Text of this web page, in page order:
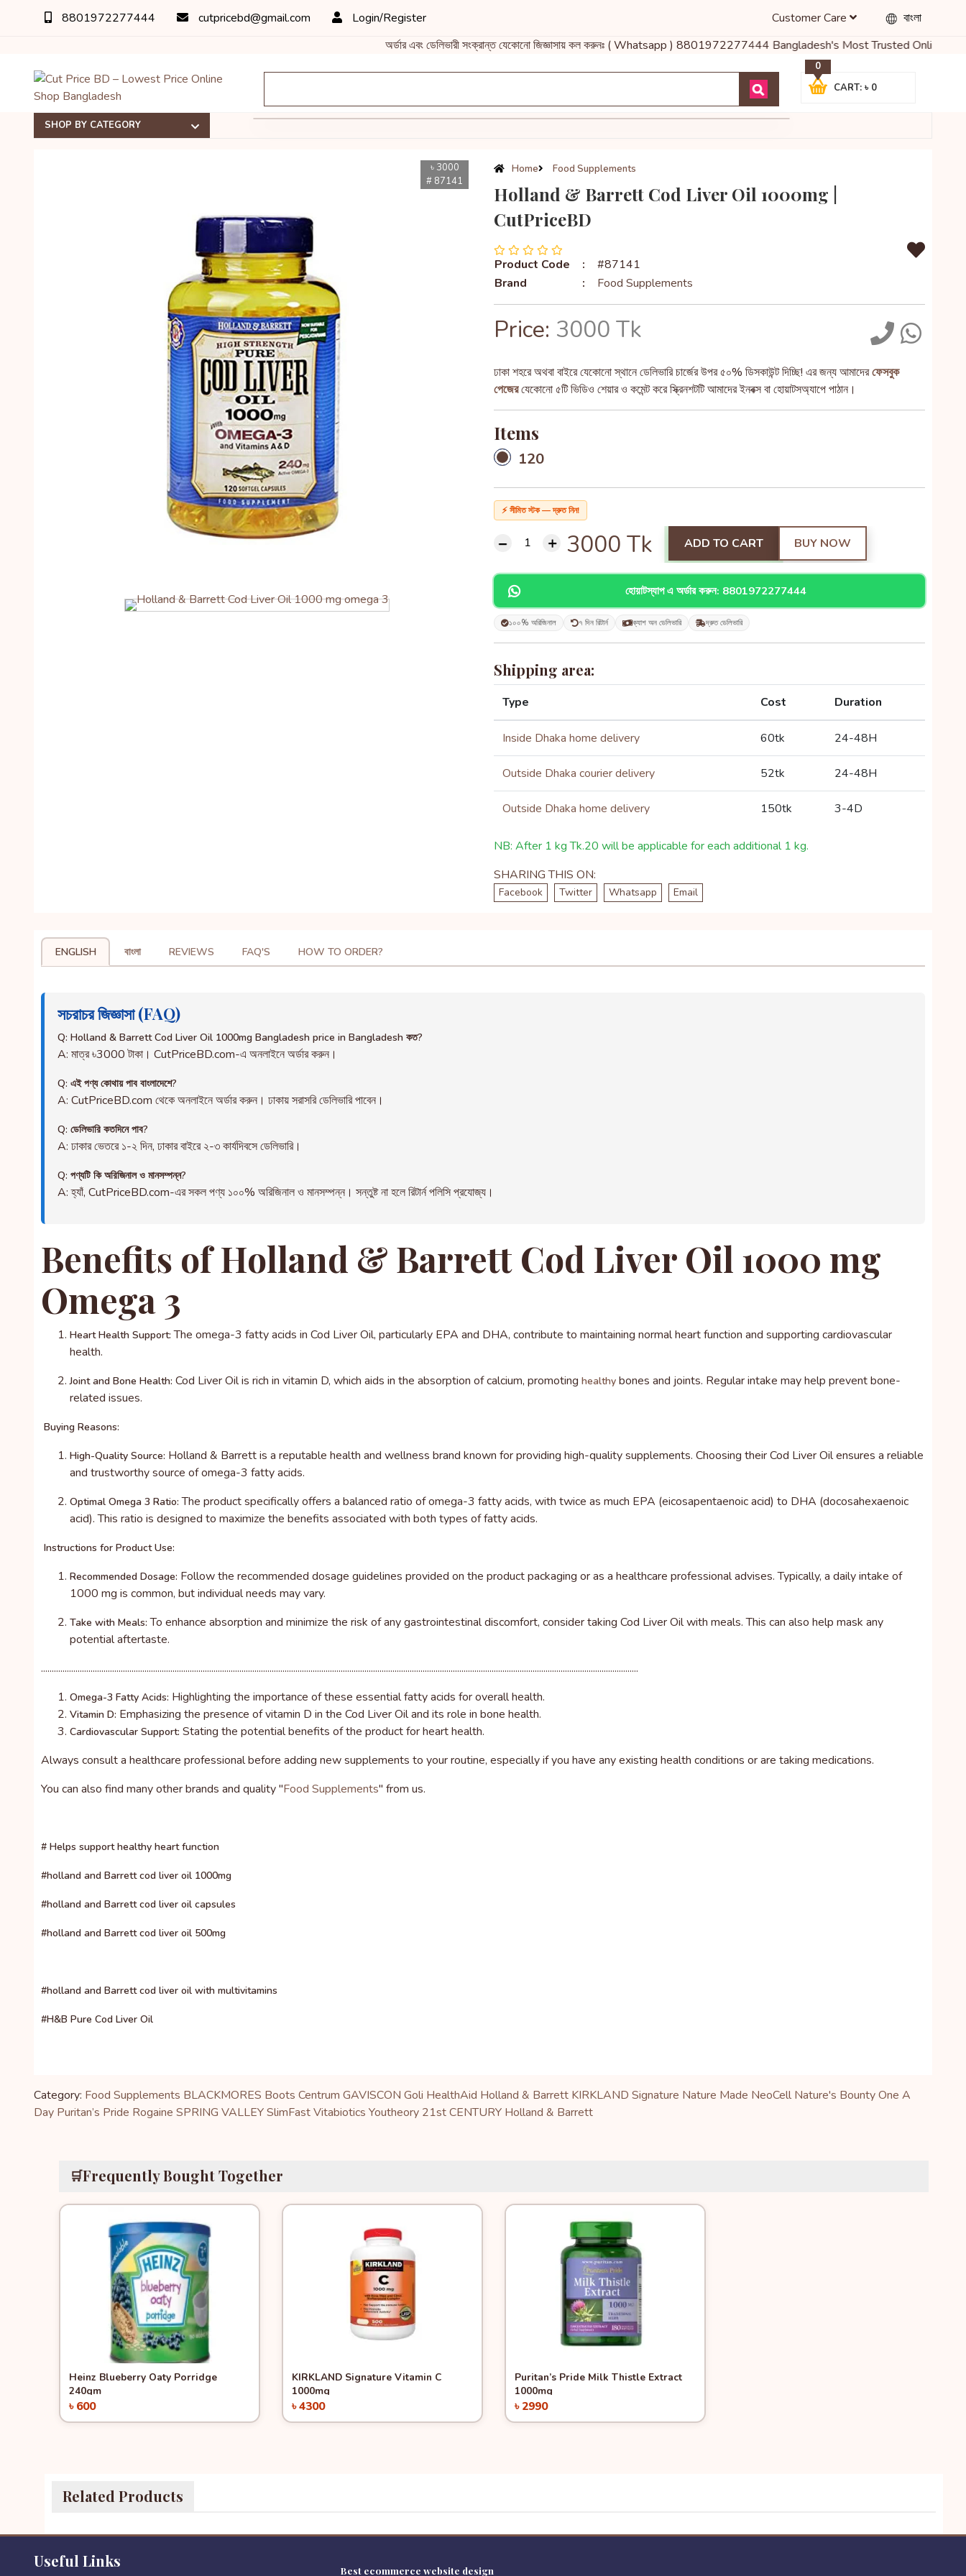
8801972277444 cutpricebd@gmail.com Login/Register বাংলা
Customer Care
অর্ডার এবং ডেলিভারী সংক্রান্ত যেকোনো জিজ্ঞাসায় কল করুনঃ ( Whatsapp ) 8801972277444 Bangladesh's Most Trusted Online Shop for
CART: ৳ 0
0
SHOP BY CATEGORY
৳ 3000
# 87141
Home Food Supplements
Holland & Barrett Cod Liver Oil 1000mg |
CutPriceBD
Product Code :
#87141
Brand
: Food Supplements
Price: 3000 Tk
ঢাকা শহরে অথবা বাইরে যেকোনো স্থানে ডেলিভারি চার্জের উপর ৫০% ডিসকাউন্ট দিচ্ছি! এর জন্য আমাদেরফেসবুক
পেজেরযেকোনো ৫টি ভিডিও শেয়ার ও কমেন্ট করে স্ক্রিনশটটি আমাদের ইনবক্স বা হোয়াটসঅ্যাপে পাঠান।
Items
120
⚡ সীমিত স্টক — দ্রুত নিন!
3000 Tk ADD TO CART BUY NOW
হোয়াটস্যাপ এ অর্ডার করুন: 8801972277444
১০০% অরিজিনাল ৭ দিন রিটার্ন ক্যাশ অন ডেলিভারি দ্রুত ডেলিভারি
Shipping area:
Type Cost Duration
Inside Dhaka home delivery 60tk 24-48H
Outside Dhaka courier delivery 52tk 24-48H
Outside Dhaka home delivery 150tk 3-4D
NB: After 1 kg Tk.20 will be applicable for each additional 1 kg.
SHARING THIS ON:
Facebook Twitter Whatsapp Email
ENGLISH বাংলা REVIEWS FAQ'S HOW TO ORDER?
সচরাচর জিজ্ঞাসা (FAQ)
Q: Holland & Barrett Cod Liver Oil 1000mg Bangladesh price in Bangladesh কত?
A: মাত্র ৳3000 টাকা। CutPriceBD.com-এ অনলাইনে অর্ডার করুন।
Q: এই পণ্য কোথায় পাব বাংলাদেশে?
A: CutPriceBD.com থেকে অনলাইনে অর্ডার করুন। ঢাকায় সরাসরি ডেলিভারি পাবেন।
Q: ডেলিভারি কতদিনে পাব?
A: ঢাকার ভেতরে ১-২ দিন, ঢাকার বাইরে ২-৩ কার্যদিবসে ডেলিভারি।
Q: পণ্যটি কি অরিজিনাল ও মানসম্পন্ন?
A: হ্যাঁ, CutPriceBD.com-এর সকল পণ্য ১০০% অরিজিনাল ও মানসম্পন্ন। সন্তুষ্ট না হলে রিটার্ন পলিসি প্রযোজ্য।
Benefits of Holland & Barrett Cod Liver Oil 1000 mg
Omega 3
Heart Health Support: The omega-3 fatty acids in Cod Liver Oil, particularly EPA and DHA, contribute to maintaining normal heart function and supporting cardiovascular
health.
Joint and Bone Health: Cod Liver Oil is rich in vitamin D, which aids in the absorption of calcium, promoting healthy bones and joints. Regular intake may help prevent bone-
related issues.
Buying Reasons:
High-Quality Source: Holland & Barrett is a reputable health and wellness brand known for providing high-quality supplements. Choosing their Cod Liver Oil ensures a reliable
and trustworthy source of omega-3 fatty acids.
Optimal Omega 3 Ratio: The product specifically offers a balanced ratio of omega-3 fatty acids, with twice as much EPA (eicosapentaenoic acid) to DHA (docosahexaenoic
acid). This ratio is designed to maximize the benefits associated with both types of fatty acids.
Instructions for Product Use:
Recommended Dosage: Follow the recommended dosage guidelines provided on the product packaging or as a healthcare professional advises. Typically, a daily intake of
1000 mg is common, but individual needs may vary.
Take with Meals: To enhance absorption and minimize the risk of any gastrointestinal discomfort, consider taking Cod Liver Oil with meals. This can also help mask any
potential aftertaste.
.....................................................................................................................................................................................................................................................................................
Omega-3 Fatty Acids: Highlighting the importance of these essential fatty acids for overall health.
Vitamin D: Emphasizing the presence of vitamin D in the Cod Liver Oil and its role in bone health.
Cardiovascular Support: Stating the potential benefits of the product for heart health.
Always consult a healthcare professional before adding new supplements to your routine, especially if you have any existing health conditions or are taking medications.
You can also find many other brands and quality "Food Supplements" from us.
# Helps support healthy heart function
#holland and Barrett cod liver oil 1000mg
#holland and Barrett cod liver oil capsules
#holland and Barrett cod liver oil 500mg
#holland and Barrett cod liver oil with multivitamins
#H&B Pure Cod Liver Oil
Category: Food Supplements BLACKMORES Boots Centrum GAVISCON Goli HealthAid Holland & Barrett KIRKLAND Signature Nature Made NeoCell Nature's BountyOne A
Day Puritan’s Pride Rogaine SPRING VALLEYSlimFastVitabiotics Youtheory 21st CENTURY Holland & Barrett
🛒Frequently Bought Together
Quick View
Heinz Blueberry Oaty Porridge
240gm
৳ 600
Quick View
KIRKLAND Signature Vitamin C
1000mg
৳ 4300
Quick View
Puritan’s Pride Milk Thistle Extract
1000mg
৳ 2990
Related Products
Useful Links Best ecommerce website design